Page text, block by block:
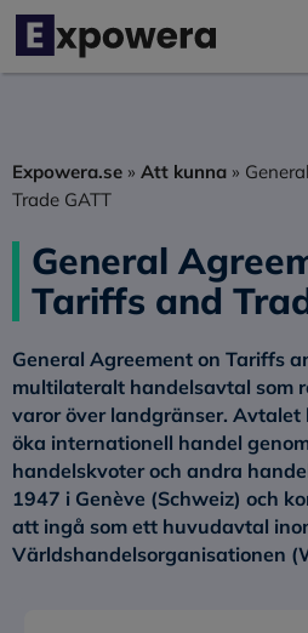
Hoppa
innehåll
Expowera.se » Att kunna »
Trade GATT
General
Tariffs and
General Agreement on Tariffs
multilateralt handelsavtal som
varor över landgränser.
öka internationell handel
handelskvoter och andra
1947 i Genève (Schweiz) och
att ingå som ett huvudavtal
Världshandelsorganisationen